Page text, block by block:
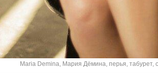
Maria Demina, Мария Дёмина, перья, табурет,